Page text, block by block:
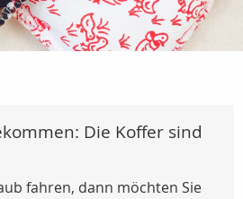
Die Koffer sind
fahren, dann möchten Sie